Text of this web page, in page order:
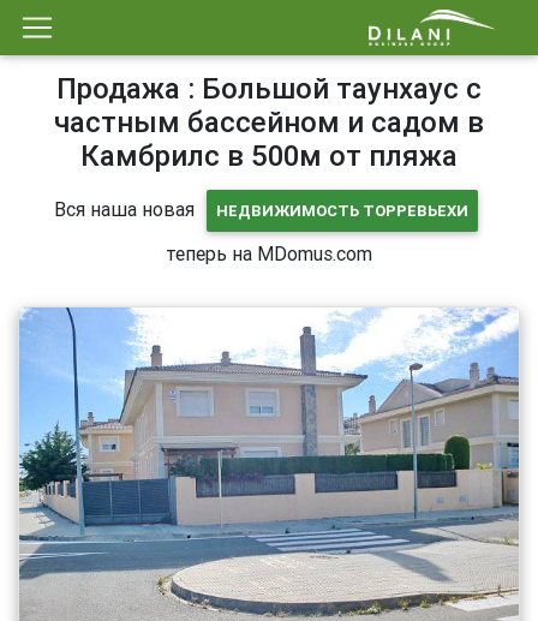
Продажа : Большой таунхаус с
частным бассейном и садом в
Камбрилс в 500м от пляжа
Вся наша новая НЕДВИЖИМОСТЬ ТОРРЕВЬЕХИ
теперь на MDomus.com